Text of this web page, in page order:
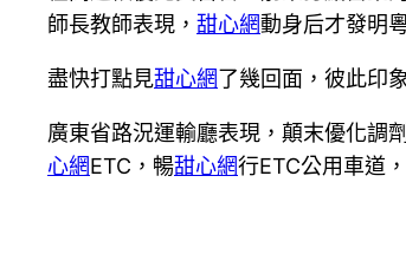
師長教師表現， 甜心網動身后才發明
盡快打點見甜心網了幾回面，彼此印
廣東省路況運輸廳表現，顛末優化調
心網ETC，暢甜心網行ETC公用車道